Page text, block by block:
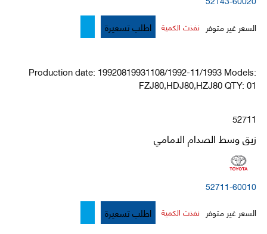
السعر غير متوفر نفذت الكمية اطلب تسعيرة
Production date: 19920819931108/1992-11/1993 Models:
FZJ80,HDJ80,HZJ80 QTY: 01
52711
زيق وسط الصدام الامامي
52711-60010
السعر غير متوفر نفذت الكمية اطلب تسعيرة